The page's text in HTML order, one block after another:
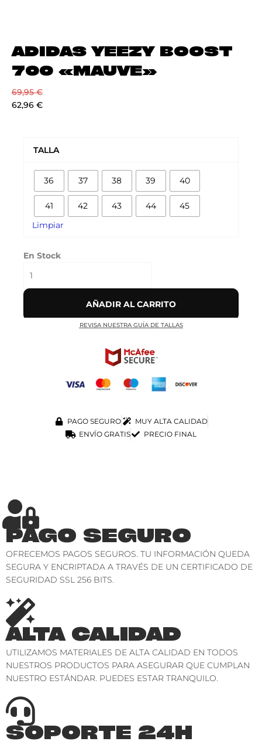
ADIDAS YEEZY BOOST
700 «MAUVE»
69,95€
62,96 €
TALLA
36 37 38 39 40
41 42 43 44 45
Limpiar
En Stock
700
"MAUVE"
cantidad
AÑADIR AL CARRITO
REVISA NUESTRA GUÍA DE TALLAS
PAGO SEGURO
MUY ALTA CALIDAD
ENVÍO GRATIS
PRECIO FINAL
PAGO SEGURO
OFRECEMOS PAGOS SEGUROS. TU INFORMACIÓN QUEDA
SEGURA Y ENCRIPTADA A TRAVÉS DE UN CERTIFICADO DE
SEGURIDAD SSL 256 BITS.
ALTA CALIDAD
UTILIZAMOS MATERIALES DE ALTA CALIDAD EN TODOS
NUESTROS PRODUCTOS PARA ASEGURAR QUE CUMPLAN
NUESTRO ESTÁNDAR. PUEDES ESTAR TRANQUILO.
SOPORTE 24H